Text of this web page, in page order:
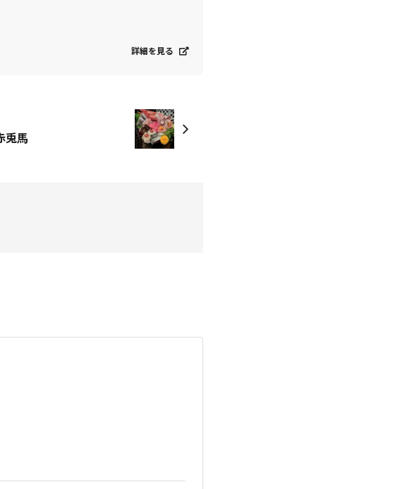
詳細を見る
兎馬